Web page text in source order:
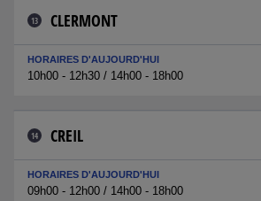
13 CLERMONT
HORAIRES D'AUJOURD'HUI
10h00 - 12h30 / 14h00 - 18h00
14 CREIL
HORAIRES D'AUJOURD'HUI
09h00 - 12h00 / 14h00 - 18h00